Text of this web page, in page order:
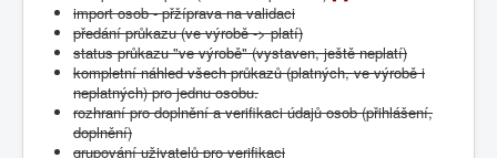
import osob - přžíprava na validaci
předání průkazu (ve výrobě -> platí)
status průkazu "ve výrobě" (vystaven, ještě neplatí)
kompletní náhled všech průkazů (platných, ve výrobě i
neplatných) pro jednu osobu.
rozhraní pro doplnění a verifikaci údajů osob (přihlášení,
doplnění)
grupování uživatelů pro verifikaci